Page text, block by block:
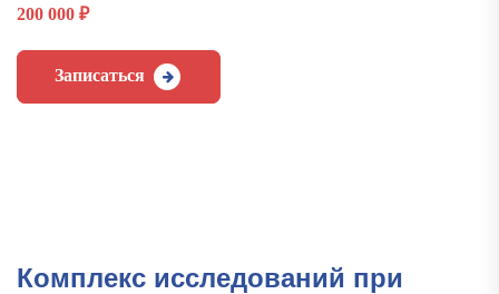
200 000 ₽
Записаться
Комплекс исследований при